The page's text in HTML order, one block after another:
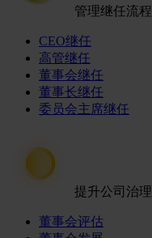
管理继任流程
CEO继任
高管继任
董事会继任
董事长继任
委员会主席继任
提升公司治理
董事会评估